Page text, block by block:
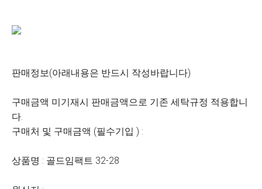
판매정보(아래내용은 반드시 작성바랍니다)
구매금액 미기재시 판매금액으로 기존 세탁규정 적용합니
다.
구매처 및 구매금액 (필수기입 ) :
상품명 : 골드임팩트 32-28